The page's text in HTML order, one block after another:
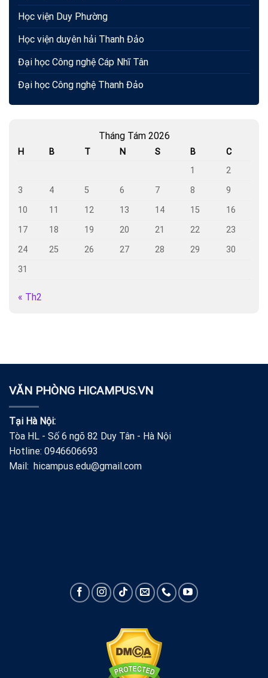
Học viện Duy Phường
Học viện duyên hải Thanh Đảo
Đại học Công nghệ Cáp Nhĩ Tân
Đại học Công nghệ Thanh Đảo
Tháng Tám 2026
H B T N S B
C
1
2
3
4 5 6 7 8
9
10
11 12 13 14 15
16
17
18 19 20 21 22
23
24
25 26 27 28 29
30
31
« Th2
VĂN PHÒNG HICAMPUS.VN
Tại Hà Nội:
Tòa HL - Số 6 ngõ 82 Duy Tân - Hà Nội
Hotline: 0946606693
Mail: hicampus.edu@gmail.com